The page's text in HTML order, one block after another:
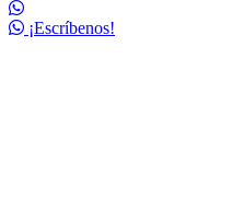
¡Escríbenos!